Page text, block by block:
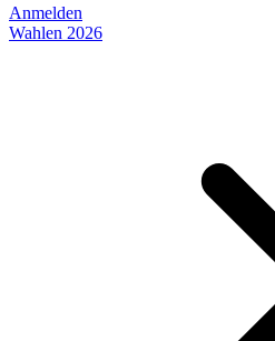
Anmelden
Wahlen 2026